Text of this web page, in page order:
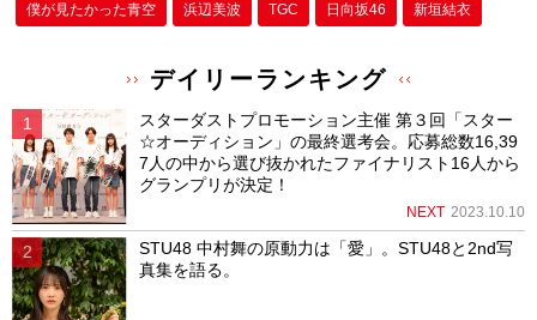
僕が⾒たかった⻘空 浜辺美波 TGC 日向坂46 新垣結衣
デイリーランキング
スターダストプロモーション主催 第３回「スター
☆オーディション」の最終選考会。応募総数16,39
7人の中から選び抜かれたファイナリスト16人から
グランプリが決定！
NEXT 2023.10.10
STU48 中村舞の原動力は「愛」。STU48と2nd写
真集を語る。